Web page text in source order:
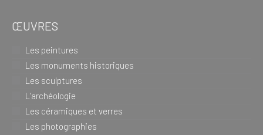
ŒUVRES
Les peintures
Les monuments historiques
Les sculptures
L’archéologie
Les céramiques et verres
Les photographies